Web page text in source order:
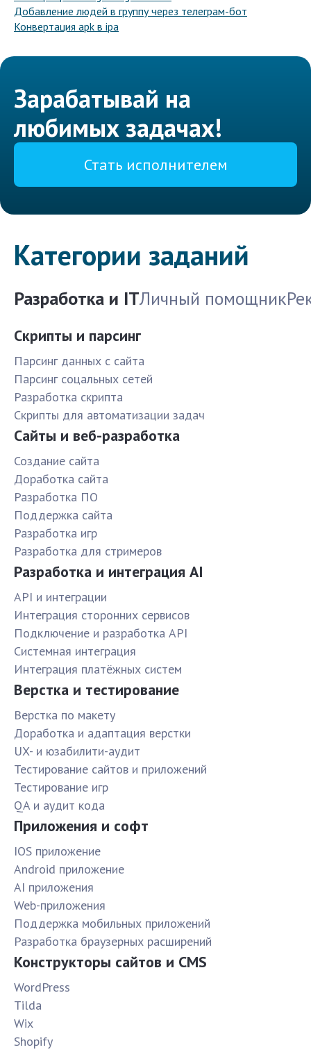
Добавление людей в группу через телеграм-бот
Конвертация apk в ipa
Зарабатывай на
любимых задачах!
Стать исполнителем
Категории заданий
Разработка и ITЛичный помощник
Скрипты и парсинг
Парсинг данных с сайта
Парсинг соцальных сетей
Разработка скрипта
Скрипты для автоматизации задач
Сайты и веб-разработка
Создание сайта
Доработка сайта
Разработка ПО
Поддержка сайта
Разработка игр
Разработка для стримеров
Разработка и интеграция AI
API и интеграции
Интеграция сторонних сервисов
Подключение и разработка API
Системная интеграция
Интеграция платёжных систем
Верстка и тестирование
Верстка по макету
Доработка и адаптация верстки
UX- и юзабилити-аудит
Тестирование сайтов и приложений
Тестирование игр
QA и аудит кода
Приложения и софт
IOS приложение
Android приложение
AI приложения
Web-приложения
Поддержка мобильных приложений
Разработка браузерных расширений
Конструкторы сайтов и CMS
WordPress
Tilda
Wix
Shopify